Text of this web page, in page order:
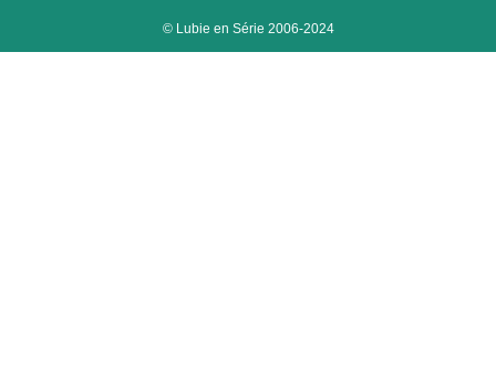
© Lubie en Série 2006-2024